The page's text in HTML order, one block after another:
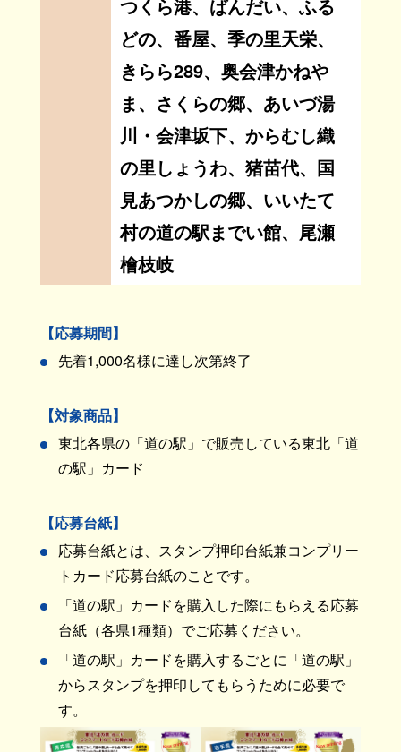
つくら港、ばんだい、ふる
どの、番屋、季の里天栄、
きらら289、奥会津かねや
ま、さくらの郷、あいづ湯
川・会津坂下、からむし織
の里しょうわ、猪苗代、国
見あつかしの郷、いいたて
村の道の駅までい館、尾瀬
檜枝岐
【応募期間】
先着1,000名様に達し次第終了
【対象商品】
東北各県の「道の駅」で販売している東北「道
の駅」カード
【応募台紙】
応募台紙とは、スタンプ押印台紙兼コンプリー
トカード応募台紙のことです。
「道の駅」カードを購入した際にもらえる応募
台紙（各県1種類）でご応募ください。
「道の駅」カードを購入するごとに「道の駅」
からスタンプを押印してもらうために必要で
す。